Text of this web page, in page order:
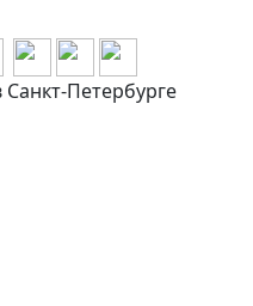
Петербурге